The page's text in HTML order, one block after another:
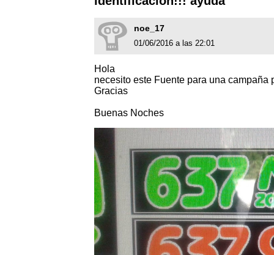
noe_17
01/06/2016 a las 22:01
Hola
necesito este Fuente para una campaña
Gracias
Buenas Noches